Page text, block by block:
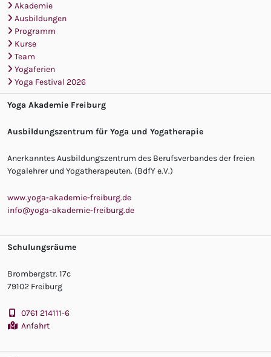
Akademie
Ausbildungen
Programm
Kurse
Team
Yogaferien
Yoga Festival 2026
Yoga Akademie Freiburg
Ausbildungszentrum für Yoga und Yogatherapie
Anerkanntes Ausbildungszentrum des Berufsverbandes der freien
Yogalehrer und Yogatherapeuten. (BdfY e.V.)
www.yoga-akademie-freiburg.de
info@yoga-akademie-freiburg.de
Schulungsräume
Brombergstr. 17c
79102 Freiburg
0761 214111-6
Anfahrt